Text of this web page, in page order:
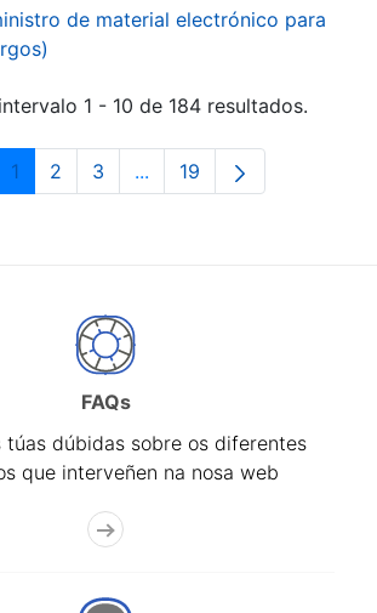
de material electrónico para
1 - 10 de 184 resultados.
Páxina
1 Páxina
2 Páxina
3 ...Páxinas intermedias Use
Páxina
19
FAQs
túas dúbidas sobre os diferentes
que interveñen na nosa web